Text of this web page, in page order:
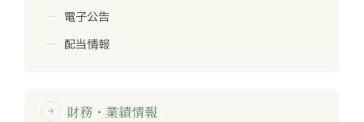
電子公告
配当情報
arrow_forward 財務・業績情報